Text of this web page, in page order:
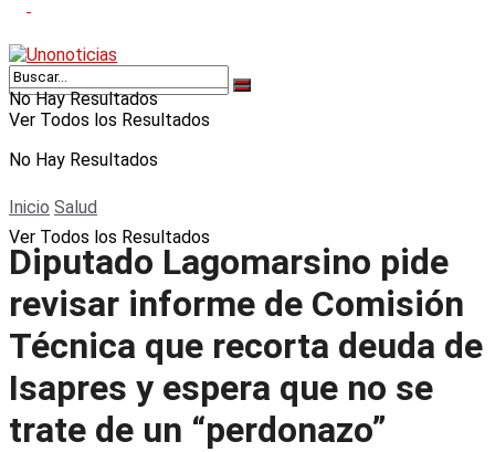
No Hay Resultados
Ver Todos los Resultados
No Hay Resultados
Ver Todos los Resultados
Inicio Salud
Diputado Lagomarsino pide
revisar informe de Comisión
Técnica que recorta deuda de
Isapres y espera que no se
trate de un “perdonazo”